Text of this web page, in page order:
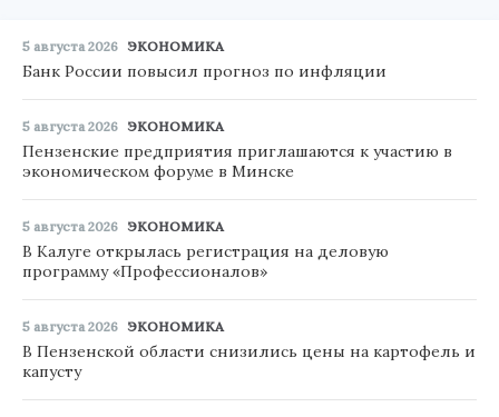
5 августа 2026 ЭКОНОМИКА
Банк России повысил прогноз по инфляции
5 августа 2026 ЭКОНОМИКА
Пензенские предприятия приглашаются к участию в
экономическом форуме в Минске
5 августа 2026 ЭКОНОМИКА
В Калуге открылась регистрация на деловую
программу «Профессионалов»
5 августа 2026 ЭКОНОМИКА
В Пензенской области снизились цены на картофель и
капусту